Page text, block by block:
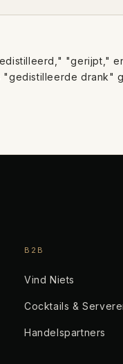
"gerijpt,"
drank"
B2B
Vind Niets
Cocktails &
Handelspartners